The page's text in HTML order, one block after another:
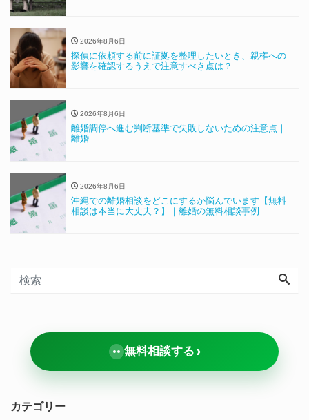
2026年8月6日
探偵に依頼する前に証拠を整理したいとき、親権への
影響を確認するうえで注意すべき点は？
2026年8月6日
離婚調停へ進む判断基準で失敗しないための注意点｜
離婚
2026年8月6日
沖縄での離婚相談をどこにするか悩んでいます【無料
相談は本当に大丈夫？】｜離婚の無料相談事例
無料相談する ›
カテゴリー